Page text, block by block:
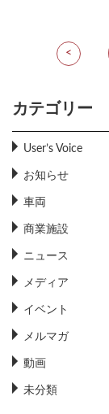
<
カテゴリー
User’s Voice
お知らせ
車両
商業施設
ニュース
メディア
イベント
メルマガ
動画
未分類